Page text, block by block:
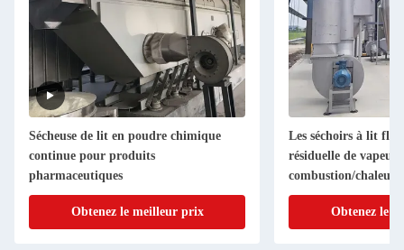
Sécheuse de lit en poudre chimique
continue pour produits
pharmaceutiques
Obtenez le meilleur prix
Les séchoirs à lit
résiduelle de vapeur
combustion/chaleur
sont très efficaces,
et largementObtenez le